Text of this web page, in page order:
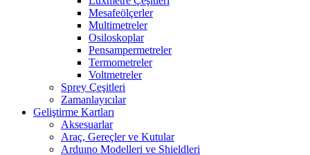
Mesafeölçerler
Multimetreler
Osiloskoplar
Pensampermetreler
Termometreler
Voltmetreler
Sprey Çeşitleri
Zamanlayıcılar
Geliştirme Kartları
Aksesuarlar
Araç, Gereçler ve Kutular
Arduıno Modelleri ve Shieldleri